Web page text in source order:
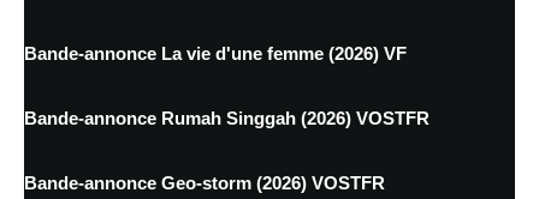
Bande-annonce La vie d'une femme (2026) VF
Bande-annonce Rumah Singgah (2026) VOSTFR
Bande-annonce Geo-storm (2026) VOSTFR